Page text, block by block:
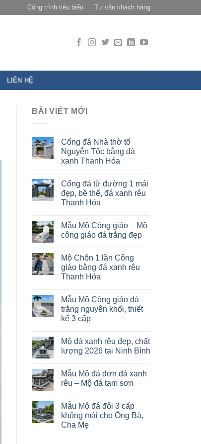
Công trình tiêu biểu Tư vấn khách hàng
LIÊN HỆ
BÀI VIẾT MỚI
Cổng đá Nhà thờ tổ
Nguyễn Tộc bằng đá
xanh Thanh Hóa
Cổng đá từ đường 1 mái
đẹp, bề thế, đá xanh rêu
Thanh Hóa
Mẫu Mộ Công giáo – Mộ
công giáo đá trắng đẹp
Mộ Chôn 1 lần Công
giáo bằng đá xanh rêu
Thanh Hóa
Mẫu Mộ Công giáo đá
trắng nguyên khối, thiết
kế 3 cấp
Mộ đá xanh rêu đẹp, chất
lượng 2026 tại Ninh Bình
Mẫu Mộ đá đơn đá xanh
rêu – Mộ đá tam sơn
Mẫu Mộ đá đôi 3 cấp
không mái cho Ông Bà,
Cha Mẹ